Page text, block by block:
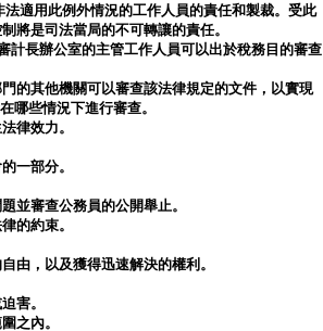
適用此例外情況的工作人員的責任和製裁。受此
將是司法當局的不可轉讓的責任。
計長辦公室的主管工作人員可以出於稅務目的審查
的其他機關可以審查該法律規定的文件，以實現
哪些情況下進行審查。
律效力。
一部分。
並審查公務員的公開舉止。
的約束。
由，以及獲得迅速解決的權利。
害。
之內。